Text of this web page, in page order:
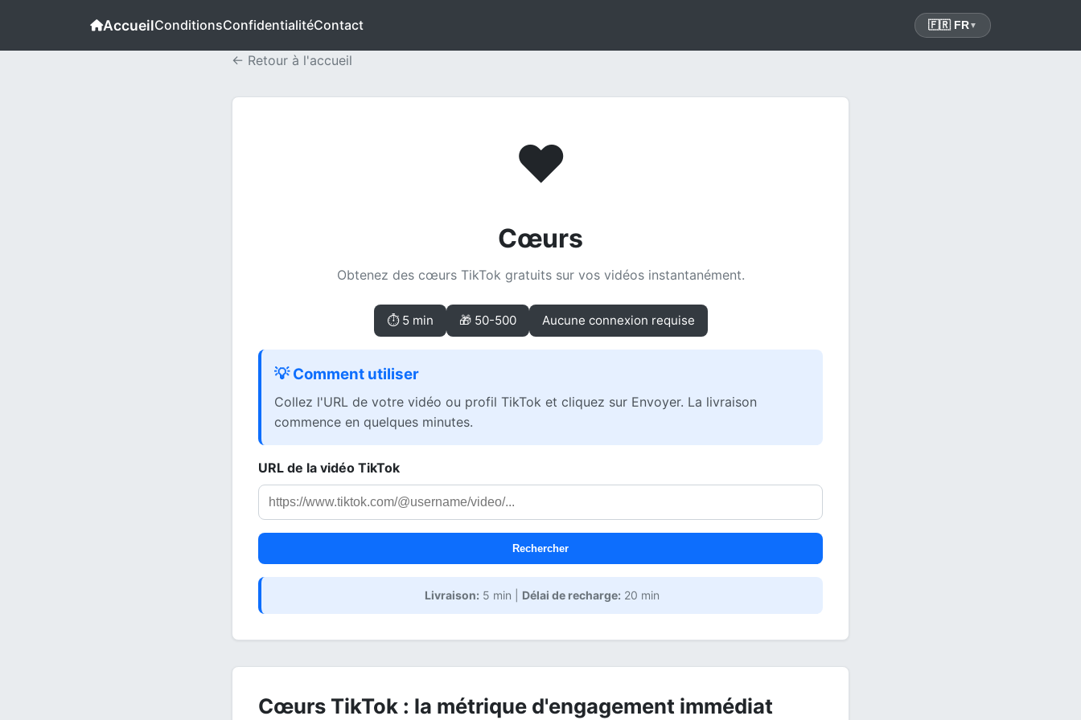
AccueilConditionsConfidentialitéContact 🇫🇷 FR▼
← Retour à l'accueil
❤
Cœurs
Obtenez des cœurs TikTok gratuits sur vos vidéos instantanément.
⏱ 5 min 🎁 50-500 Aucune connexion requise
💡 Comment utiliser
Collez l'URL de votre vidéo ou profil TikTok et cliquez sur Envoyer. La livraison
commence en quelques minutes.
URL de la vidéo TikTok
Rechercher
Livraison: 5 min | Délai de recharge: 20 min
Cœurs TikTok : la métrique d'engagement immédiat